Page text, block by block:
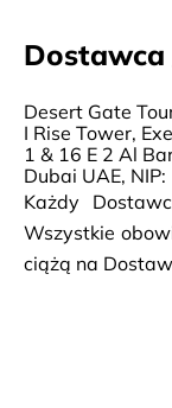
Desert Gate
I Rise Tower,
1 & 16 E 2 Al
Dubai UAE,
Każdy
Wszystkie
ciążą na